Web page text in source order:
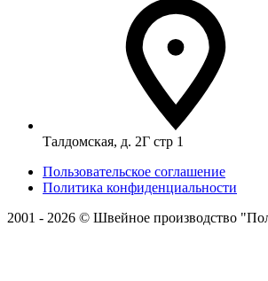
Талдомская, д. 2Г стр 1
Пользовательское соглашение
Политика конфиденциальности
2001 - 2026 © Швейное производство